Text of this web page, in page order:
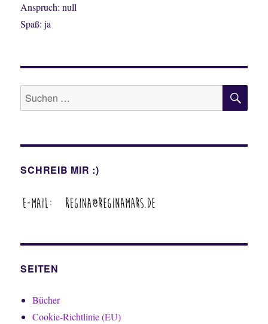
Anspruch: null
Spaß: ja
Suche
nach:
SCHREIB MIR :)
SEITEN
Bücher
Cookie-Richtlinie (EU)